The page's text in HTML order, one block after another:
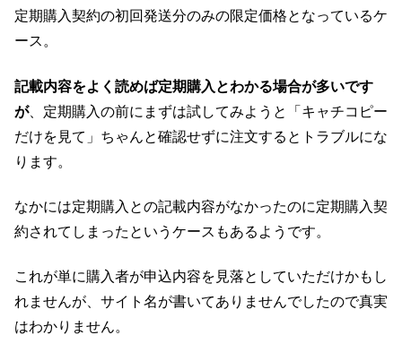
定期購入契約の初回発送分のみの限定価格となっているケ
ース。
記載内容をよく読めば定期購入とわかる場合が多いです
が、定期購入の前にまずは試してみようと「キャチコピー
だけを見て」ちゃんと確認せずに注文するとトラブルにな
ります。
なかには定期購入との記載内容がなかったのに定期購入契
約されてしまったというケースもあるようです。
これが単に購入者が申込内容を見落としていただけかもし
れませんが、サイト名が書いてありませんでしたので真実
はわかりません。